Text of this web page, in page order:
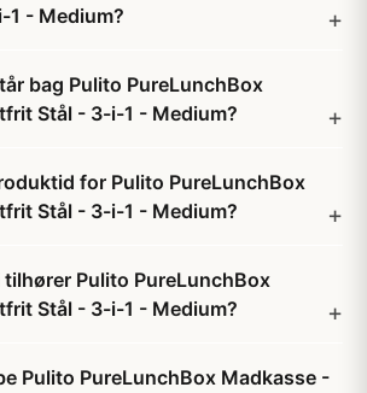
1 - Medium?
bag Pulito PureLunchBox
Stål - 3-i-1 - Medium?
for Pulito PureLunchBox
Stål - 3-i-1 - Medium?
Pulito PureLunchBox
Stål - 3-i-1 - Medium?
Pulito PureLunchBox Madkasse -